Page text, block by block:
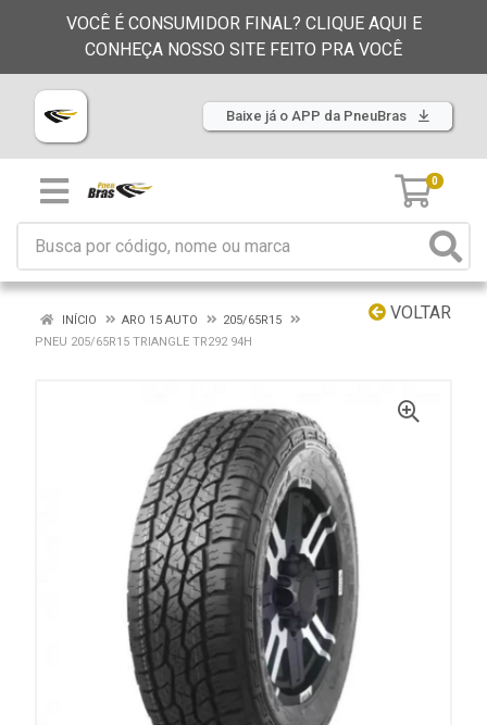
VOCÊ É CONSUMIDOR FINAL? CLIQUE AQUI E
CONHEÇA NOSSO SITE FEITO PRA VOCÊ
Baixe já o APP da PneuBras
0
VOLTAR
INÍCIO ARO 15 AUTO
205/65R15
PNEU 205/65R15 TRIANGLE TR292 94H